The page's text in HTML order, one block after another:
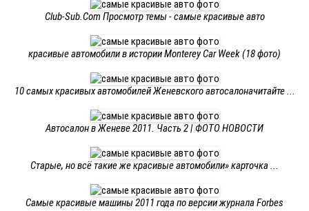
Club-Sub.Com Просмотр темы - самые красивые авто
красивые автомобили в истории Monterey Car Week (18 фото)
10 самых красивых автомобилей Женевского автосалоначитайте ...
Автосалон в Женеве 2011. Часть 2 | ФОТО НОВОСТИ
Старые, но всё такие же красивые автомобили» карточка ...
Самые красивые машины 2011 года по версии журнала Forbes